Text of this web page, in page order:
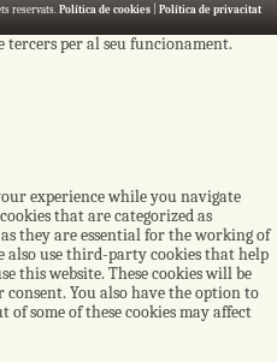
reservats. Política de cookies| Política de privacitat
tercers per al seu funcionament.
experience while you navigate
that are categorized as
they are essential for the working of
also use third-party cookies that help
this website. These cookies will be
You also have the option to
some of these cookies may affect